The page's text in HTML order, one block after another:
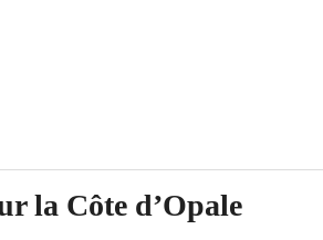
la Côte d’Opale